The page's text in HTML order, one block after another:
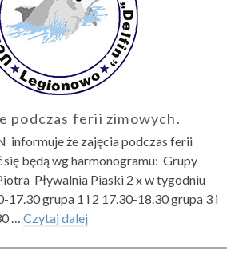
podczas ferii zimowych.
informuje że zajęcia podczas ferii
będą wg harmonogramu: Grupy
Pływalnia Piaski 2 x w tygodniu
17.30 grupa 1 i 2 17.30-18.30 grupa 3 i
… Czytaj dalej